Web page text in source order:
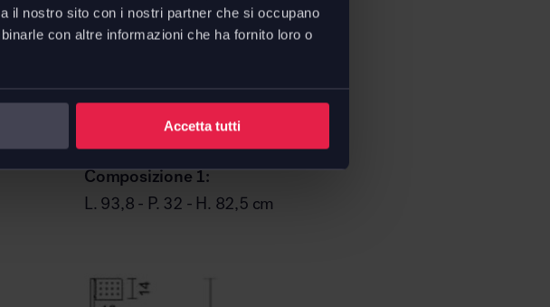
il nostro sito con i nostri partner che si occupano
con altre informazioni che ha fornito loro o
Accetta tutti
Composizione 1:
L. 93,8 - P. 32 - H. 82,5 cm